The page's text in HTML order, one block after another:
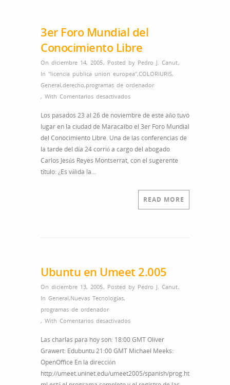
3er Foro Mundial del
Conocimiento Libre
On diciembre 14, 2005, Posted by Pedro J. Canut,
In "licencia publica union europea",COLORIURIS,
General,derecho,programas de ordenador
, With Comentarios desactivadosen
Foro
Mundial
del
Conocimiento
Libre
Los pasados 23 al 26 de noviembre de este año tuvo
lugar en la ciudad de Maracaibo el 3er Foro Mundial
del Conocimiento Libre. Una de las conferencias de
la tarde del día 24 corrió a cargo del abogado
Carlos Jesús Reyes Montserrat, con el sugerente
título: ¿Es válida la…
READ MORE
Ubuntu en Umeet 2.005
On diciembre 13, 2005, Posted by Pedro J. Canut,
In General,Nuevas Tecnologías,
programas de ordenador
, With Comentarios desactivadosen
en
Umeet
Las charlas para hoy son: 18:00 GMT Oliver
Grawert: Edubuntu 21:00 GMT Michael Meeks:
OpenOffice En la dirección
http://umeet.uninet.edu/umeet2005/spanish/prog.ht